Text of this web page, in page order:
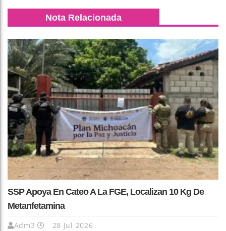
Nota Relacionada
SSP Apoya En Cateo A La FGE, Localizan 10 Kg De
Metanfetamina
Adm3 28 Jul 2026